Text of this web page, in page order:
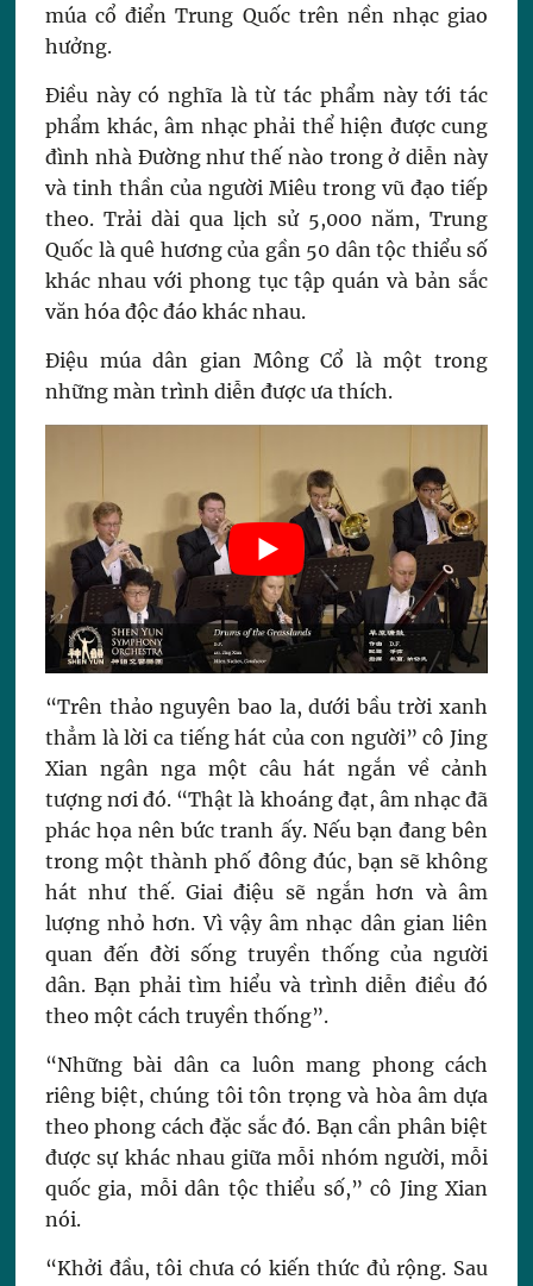
múa cổ điển Trung Quốc trên nền nhạc giao
hưởng.
Điều này có nghĩa là từ tác phẩm này tới tác
phẩm khác, âm nhạc phải thể hiện được cung
đình nhà Đường như thế nào trong ở diễn này
và tinh thần của người Miêu trong vũ đạo tiếp
theo. Trải dài qua lịch sử 5,000 năm, Trung
Quốc là quê hương của gần 50 dân tộc thiểu số
khác nhau với phong tục tập quán và bản sắc
văn hóa độc đáo khác nhau.
Điệu múa dân gian Mông Cổ là một trong
những màn trình diễn được ưa thích.
“Trên thảo nguyên bao la, dưới bầu trời xanh
thẳm là lời ca tiếng hát của con người” cô Jing
Xian ngân nga một câu hát ngắn về cảnh
tượng nơi đó. “Thật là khoáng đạt, âm nhạc đã
phác họa nên bức tranh ấy. Nếu bạn đang bên
trong một thành phố đông đúc, bạn sẽ không
hát như thế. Giai điệu sẽ ngắn hơn và âm
lượng nhỏ hơn. Vì vậy âm nhạc dân gian liên
quan đến đời sống truyền thống của người
dân. Bạn phải tìm hiểu và trình diễn điều đó
theo một cách truyền thống”.
“Những bài dân ca luôn mang phong cách
riêng biệt, chúng tôi tôn trọng và hòa âm dựa
theo phong cách đặc sắc đó. Bạn cần phân biệt
được sự khác nhau giữa mỗi nhóm người, mỗi
quốc gia, mỗi dân tộc thiểu số,” cô Jing Xian
nói.
“Khởi đầu, tôi chưa có kiến thức đủ rộng. Sau